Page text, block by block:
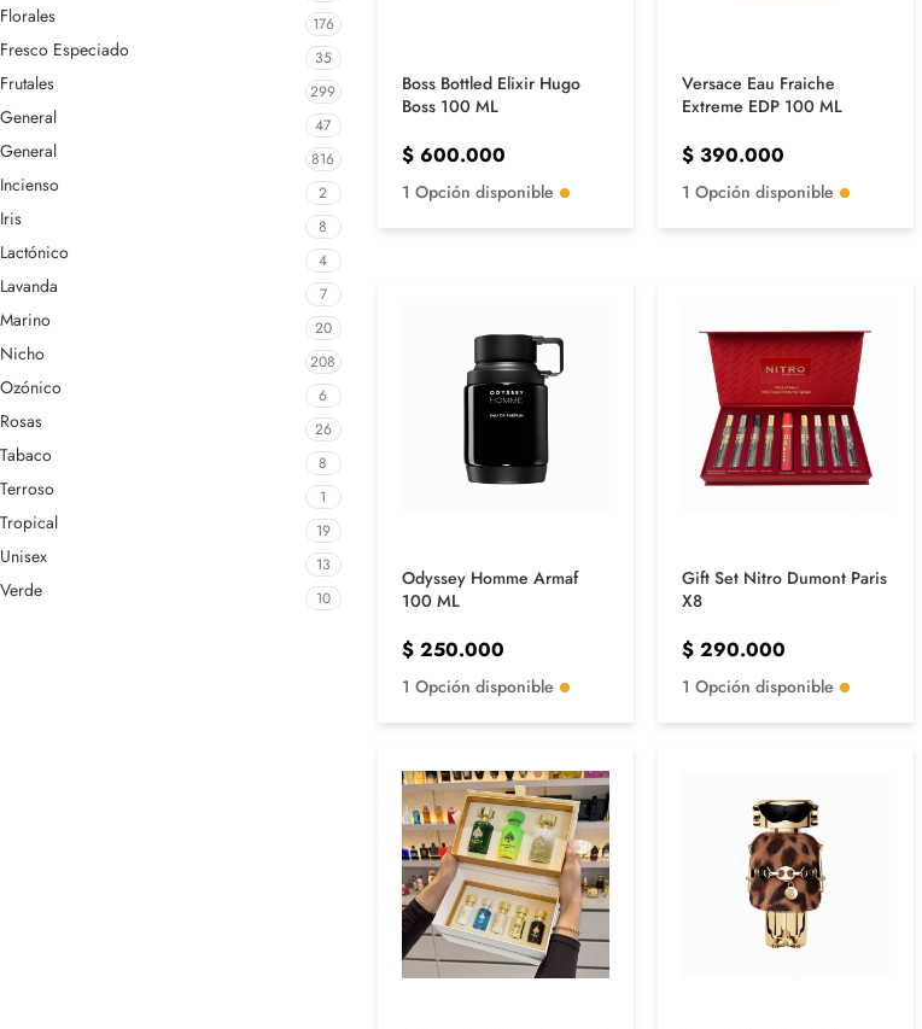
Florales 176
Fresco Especiado 35
Frutales 299
General 47
General 816
Incienso 2
Iris 8
Lactónico 4
Lavanda 7
Marino 20
Nicho 208
Ozónico 6
Rosas 26
Tabaco 8
Terroso 1
Tropical 19
Unisex 13
Verde 10
Boss Bottled Elixir Hugo
Boss 100 ML
$600.000
1 Opción disponible
Versace Eau Fraiche
Extreme EDP 100 ML
$ 390.000
1 Opción disponible
Odyssey Homme Armaf
100 ML
$250.000
1 Opción disponible
Gift Set Nitro Dumont Paris
X8
$ 290.000
1 Opción disponible